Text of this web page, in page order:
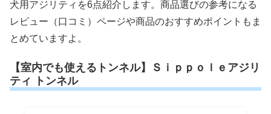
犬用アジリティを6点紹介します。商品選びの参考になる
レビュー（口コミ）ページや商品のおすすめポイントもま
とめていますよ。
【室内でも使えるトンネル】Ｓｉｐｐｏｌｅアジリ
ティ トンネル